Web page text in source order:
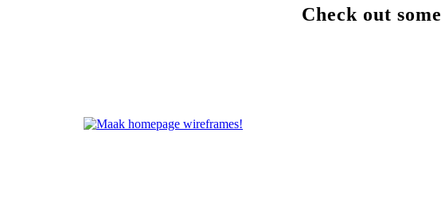
Check out